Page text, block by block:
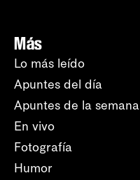
Más
Lo más leído
Apuntes del día
Apuntes de la semana
En vivo
Fotografía
Humor